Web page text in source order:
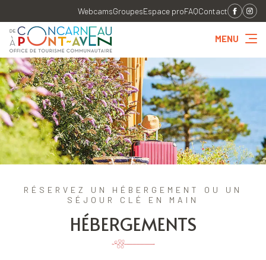
WebcamsGroupesEspace proFAQContact
MENU
RÉSERVEZ UN HÉBERGEMENT OU UN
SÉJOUR CLÉ EN MAIN
HÉBERGEMENTS